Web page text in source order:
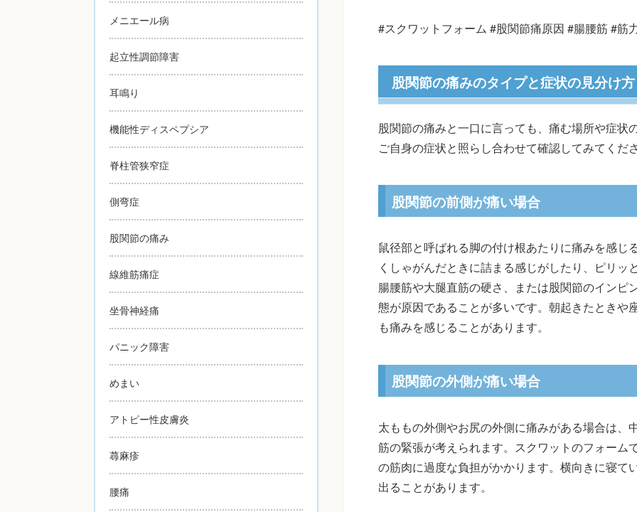
#スクワットフォーム #股関節痛原因 #腸腰筋 #筋
股関節の痛みのタイプと症状の見分け方
股関節の痛みと一口に言っても、痛む場所や症状
ご自身の症状と照らし合わせて確認してみてくだ
股関節の前側が痛い場合
鼠径部と呼ばれる脚の付け根あたりに痛みを感じ
くしゃがんだときに詰まる感じがしたり、ピリ
腸腰筋や大腿直筋の硬さ、または股関節のインピ
態が原因であることが多いです。朝起きたときや
も痛みを感じることがあります。
股関節の外側が痛い場合
太ももの外側やお尻の外側に痛みがある場合は、
筋の緊張が考えられます。スクワットのフォーム
の筋肉に過度な負担がかかります。横向きに寝て
出ることがあります。
メニエール病
起立性調節障害
耳鳴り
機能性ディスペプシア
脊柱管狭窄症
側弯症
股関節の痛み
線維筋痛症
坐骨神経痛
パニック障害
めまい
アトピー性皮膚炎
蕁麻疹
腰痛